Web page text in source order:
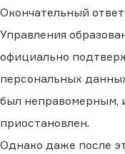
Окончательный ответ
Управления
официально
персональных
был неправомерным,
приостановлен.
Однако даже после